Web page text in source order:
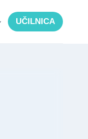
UČILNICA